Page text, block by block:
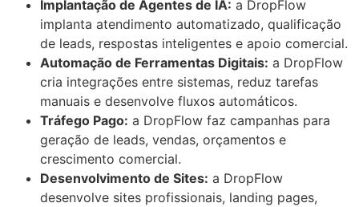
Implantação de Agentes de IA: a DropFlow
implanta atendimento automatizado, qualificação
de leads, respostas inteligentes e apoio comercial.
Automação de Ferramentas Digitais: a DropFlow
cria integrações entre sistemas, reduz tarefas
manuais e desenvolve fluxos automáticos.
Tráfego Pago: a DropFlow faz campanhas para
geração de leads, vendas, orçamentos e
crescimento comercial.
Desenvolvimento de Sites: a DropFlow
desenvolve sites profissionais, landing pages,